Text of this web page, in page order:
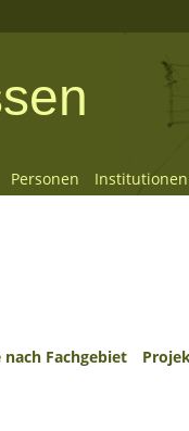
Personen Institutionen
Fachgebiet